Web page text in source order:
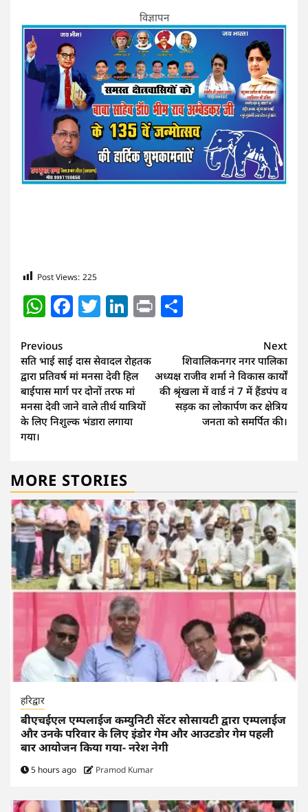
विज्ञापन
Post Views: 225
WhatsApp
Facebook
Twitter
LinkedIn
Print
Continue
Reading
Previous
सति भाई साई दास सेवादल रोहतक
द्वारा प्रतिवर्ष मां मनसा देवी हिल
बाईपास मार्ग पर दोनों तरफ मां
मनसा देवी जाने वाले तीर्थ यात्रियों
के लिए निशुल्क भंडारा लगाया
गया।
Next
शिवालिकनगर नगर पालिका
अध्यक्ष राजीव शर्मा ने विकास कार्यों
की श्रृंखला में वार्ड नं 7 में हैंडपंप व
सड़क का लोकार्पण कर क्षेत्रिय
जनता को समर्पित की।
MORE STORIES
हरिद्वार
बीएचईएल एम्पलाईज कम्युनिटी सेंटर सोसायटी द्वारा एम्पलाईज
और उनके परिवार के लिए इंडोर गेम और आउटडोर गेम पहली
बार आयोजन किया गया- नरेश नेगी
5 hours ago Pramod Kumar